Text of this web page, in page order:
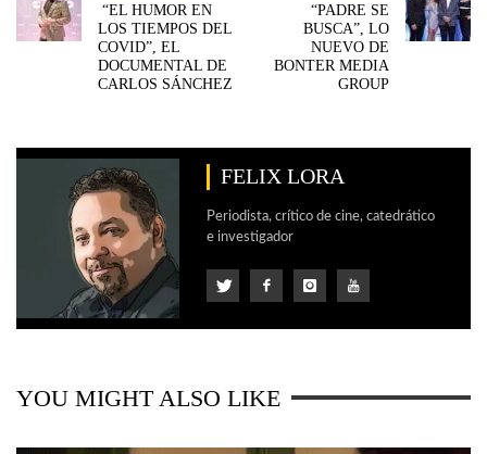
“EL HUMOR EN
LOS TIEMPOS DEL
COVID”, EL
DOCUMENTAL DE
CARLOS SÁNCHEZ
“PADRE SE
BUSCA”, LO
NUEVO DE
BONTER MEDIA
GROUP
FELIX LORA
Periodista, crítico de cine, catedrático
e investigador
YOU MIGHT ALSO LIKE